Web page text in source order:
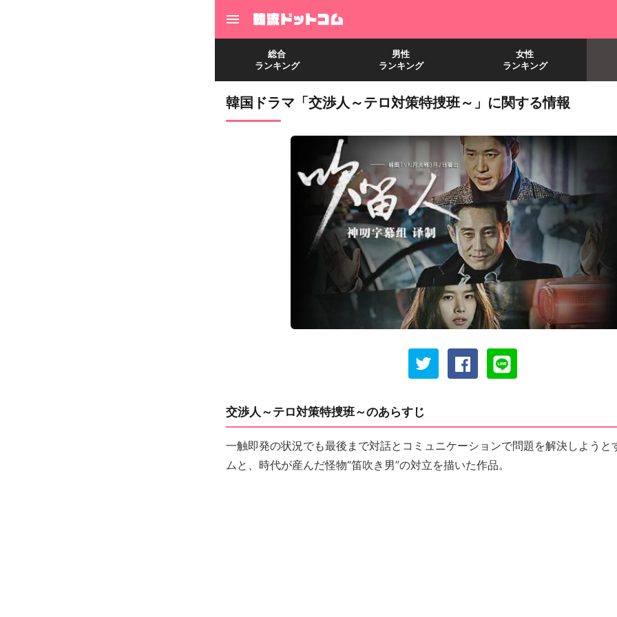
総合
ランキング
男性
ランキング
女性
ランキング
韓国ドラマ「交渉人～テロ対策特捜班～」に関する情報
交渉人～テロ対策特捜班～のあらすじ
一触即発の状況でも最後まで対話とコミュニケーションで問題を解決しようと
ムと、時代が産んだ怪物“笛吹き男”の対立を描いた作品。